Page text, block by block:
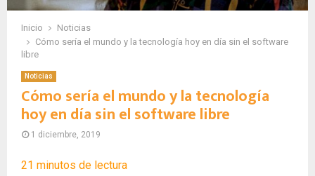
Inicio
Noticias
Cómo sería el mundo y la tecnología hoy en día sin el software
libre
Noticias
Cómo sería el mundo y la tecnología
hoy en día sin el software libre
1 diciembre, 2019
21 minutos de lectura